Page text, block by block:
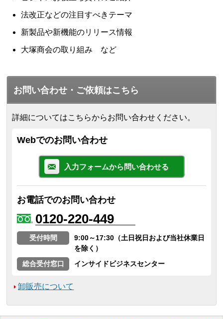
法改正などの注目すべきテーマ
新製品や新機能のリリース情報
大塚商会の取り組み など
お問い合わせ・ご依頼はこちら
詳細についてはこちらからお問い合わせください。
Webでのお問い合わせ
入力フォームから問い合わせる
お電話でのお問い合わせ
0120-220-449
受付時間
9:00～17:30（土日祝日および当社休業日
を除く）
総合受付窓口
インサイドビジネスセンター
卸販売について